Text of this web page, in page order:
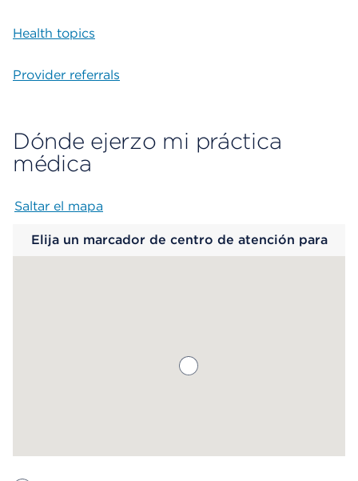
Health topics
Provider referrals
Dónde ejerzo mi práctica
médica
Saltar el mapa
Elija un marcador de centro de atención para